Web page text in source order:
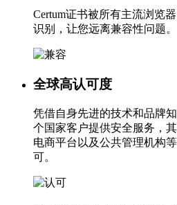
Certum证书被所有主流浏览
识别，让您远离兼容性问题。
全球高认可度
凭借自身先进的技术和品牌
个国家客户提供安全服务，
电商平台以及公共管理机构
可。